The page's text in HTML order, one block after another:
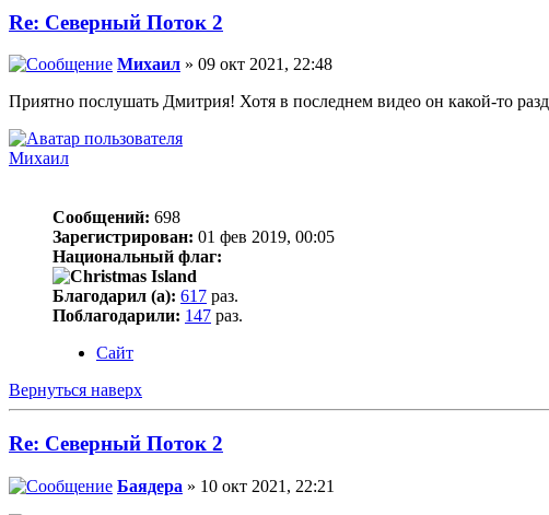
Re: Северный Поток 2
Михаил » 09 окт 2021, 22:48
Приятно послушать Дмитрия! Хотя в последнем видео он какой-то
Михаил
Сообщений: 698
Зарегистрирован: 01 фев 2019, 00:05
Национальный флаг:
Благодарил (а): 617 раз.
Поблагодарили: 147 раз.
Сайт
Вернуться наверх
Re: Северный Поток 2
Баядера » 10 окт 2021, 22:21